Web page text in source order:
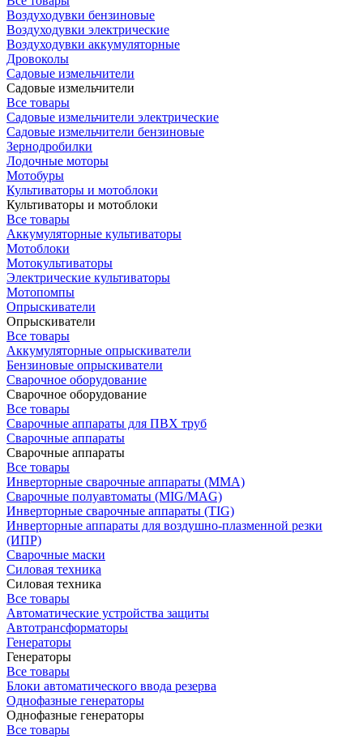
Воздуходувки бензиновые
Воздуходувки электрические
Воздуходувки аккумуляторные
Дровоколы
Садовые измельчители
Садовые измельчители
Все товары
Садовые измельчители электрические
Садовые измельчители бензиновые
Зернодробилки
Лодочные моторы
Мотобуры
Культиваторы и мотоблоки
Культиваторы и мотоблоки
Все товары
Аккумуляторные культиваторы
Мотоблоки
Мотокультиваторы
Электрические культиваторы
Мотопомпы
Опрыскиватели
Опрыскиватели
Все товары
Аккумуляторные опрыскиватели
Бензиновые опрыскиватели
Сварочное оборудование
Сварочное оборудование
Все товары
Сварочные аппараты для ПВХ труб
Сварочные аппараты
Сварочные аппараты
Все товары
Инверторные сварочные аппараты (ММА)
Сварочные полуавтоматы (MIG/MAG)
Инверторные сварочные аппараты (TIG)
Инверторные аппараты для воздушно-плазменной резки
(ИПР)
Сварочные маски
Силовая техника
Силовая техника
Все товары
Автоматические устройства защиты
Автотрансформаторы
Генераторы
Генераторы
Все товары
Блоки автоматического ввода резерва
Однофазные генераторы
Однофазные генераторы
Все товары